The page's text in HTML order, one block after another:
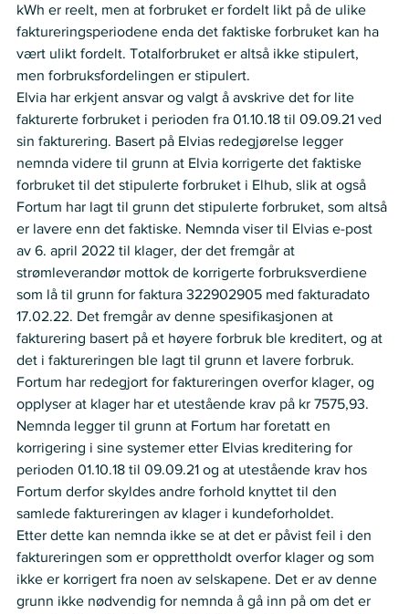
kWh er reelt, men at forbruket er fordelt likt på de ulike
faktureringsperiodene enda det faktiske forbruket kan ha
vært ulikt fordelt. Totalforbruket er altså ikke stipulert,
men forbruksfordelingen er stipulert.
Elvia har erkjent ansvar og valgt å avskrive det for lite
fakturerte forbruket i perioden fra 01.10.18 til 09.09.21 ved
sin fakturering. Basert på Elvias redegjørelse legger
nemnda videre til grunn at Elvia korrigerte det faktiske
forbruket til det stipulerte forbruket i Elhub, slik at også
Fortum har lagt til grunn det stipulerte forbruket, som altså
er lavere enn det faktiske. Nemnda viser til Elvias e-post
av 6. april 2022 til klager, der det fremgår at
strømleverandør mottok de korrigerte forbruksverdiene
som lå til grunn for faktura 322902905 med fakturadato
17.02.22. Det fremgår av denne spesifikasjonen at
fakturering basert på et høyere forbruk ble kreditert, og at
det i faktureringen ble lagt til grunn et lavere forbruk.
Fortum har redegjort for faktureringen overfor klager, og
opplyser at klager har et utestående krav på kr 7575,93.
Nemnda legger til grunn at Fortum har foretatt en
korrigering i sine systemer etter Elvias kreditering for
perioden 01.10.18 til 09.09.21 og at utestående krav hos
Fortum derfor skyldes andre forhold knyttet til den
samlede faktureringen av klager i kundeforholdet.
Etter dette kan nemnda ikke se at det er påvist feil i den
faktureringen som er opprettholdt overfor klager og som
ikke er korrigert fra noen av selskapene. Det er av denne
grunn ikke nødvendig for nemnda å gå inn på om det er